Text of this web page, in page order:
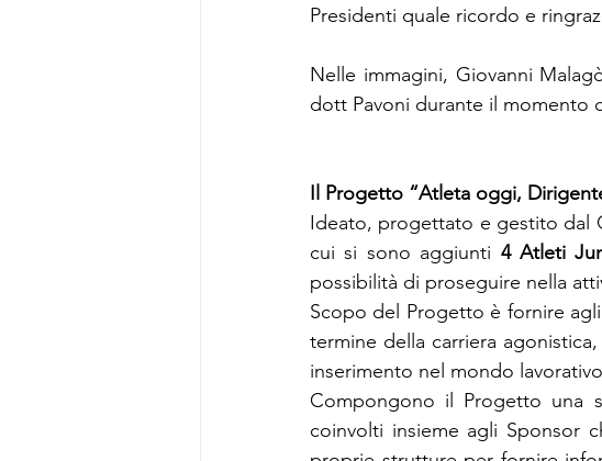
Presidenti quale ricordo e
Nelle immagini, Giovanni
dott Pavoni durante il momento
Il Progetto “Atleta oggi,
Ideato, progettato e gestito dal
cui si sono aggiunti 4 Atleti
possibilità di proseguire nella
Scopo del Progetto è fornire
termine della carriera
inserimento nel mondo
Compongono il Progetto una
coinvolti insieme agli Sponsor